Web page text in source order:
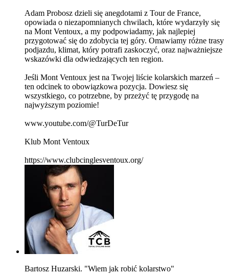
Adam Probosz dzieli się anegdotami z Tour de France,
opowiada o niezapomnianych chwilach, które wydarzyły się
na Mont Ventoux, a my podpowiadamy, jak najlepiej
przygotować się do zdobycia tej góry. Omawiamy różne trasy
podjazdu, klimat, który potrafi zaskoczyć, oraz najważniejsze
wskazówki dla odwiedzających ten region.
Jeśli Mont Ventoux jest na Twojej liście kolarskich marzeń –
ten odcinek to obowiązkowa pozycja. Dowiesz się
wszystkiego, co potrzebne, by przeżyć tę przygodę na
najwyższym poziomie!
www.youtube.com/@TurDeTur
Klub Mont Ventoux
https://www.clubcinglesventoux.org/
Bartosz Huzarski. "Wiem jak robić kolarstwo"